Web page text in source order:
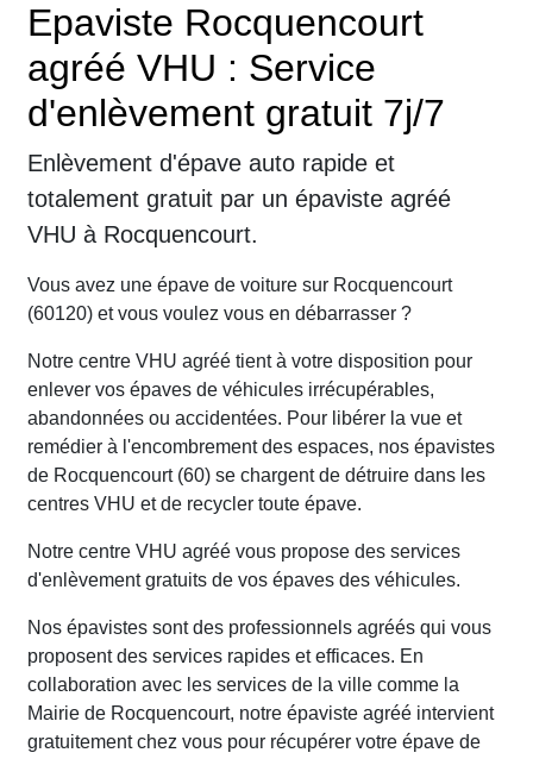
Epaviste Rocquencourt
agréé VHU : Service
d'enlèvement gratuit 7j/7
Enlèvement d'épave auto rapide et
totalement gratuit par un épaviste agréé
VHU à Rocquencourt.
Vous avez une épave de voiture sur Rocquencourt
(60120) et vous voulez vous en débarrasser ?
Notre centre VHU agréé tient à votre disposition pour
enlever vos épaves de véhicules irrécupérables,
abandonnées ou accidentées. Pour libérer la vue et
remédier à l'encombrement des espaces, nos épavistes
de Rocquencourt (60) se chargent de détruire dans les
centres VHU et de recycler toute épave.
Notre centre VHU agréé vous propose des services
d'enlèvement gratuits de vos épaves des véhicules.
Nos épavistes sont des professionnels agréés qui vous
proposent des services rapides et efficaces. En
collaboration avec les services de la ville comme la
Mairie de Rocquencourt, notre épaviste agréé intervient
gratuitement chez vous pour récupérer votre épave de